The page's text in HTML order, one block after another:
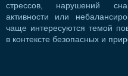
стрессов, нарушений
активности или
чаще интересуются темой
в контексте безопасных и